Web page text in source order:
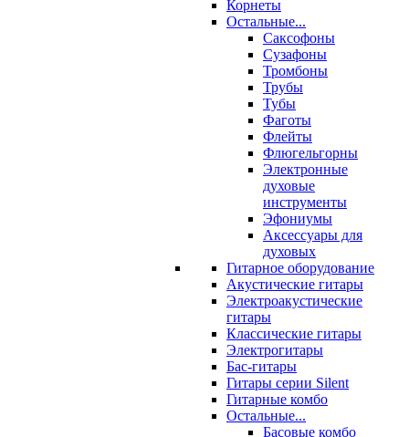
Корнеты
Остальные...
Саксофоны
Сузафоны
Тромбоны
Трубы
Тубы
Фаготы
Флейты
Флюгельгорны
Электронные
духовые
инструменты
Эфониумы
Аксессуары для
духовых
Гитарное оборудование
Акустические гитары
Электроакустические
гитары
Классические гитары
Электрогитары
Бас-гитары
Гитары серии Silent
Гитарные комбо
Остальные...
Басовые комбо